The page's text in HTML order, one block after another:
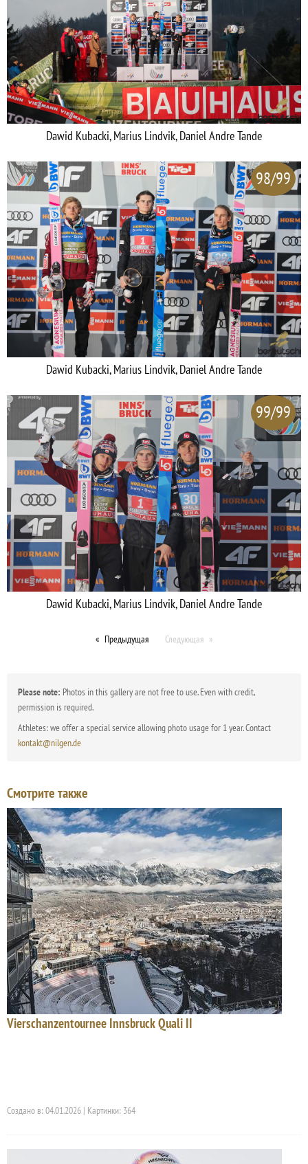
Dawid Kubacki, Marius Lindvik, Daniel Andre Tande
98/99
Dawid Kubacki, Marius Lindvik, Daniel Andre Tande
99/99
Dawid Kubacki, Marius Lindvik, Daniel Andre Tande
Предыдущая Следующая
Please note: Photos in this gallery are not free to use. Even with credit,
permission is required.
Athletes: we offer a special service allowing photo usage for 1 year. Contact
kontakt@nilgen.de
Смотрите также
Vierschanzentournee Innsbruck Quali II
Создано в: 04.01.2026 | Картинки: 364